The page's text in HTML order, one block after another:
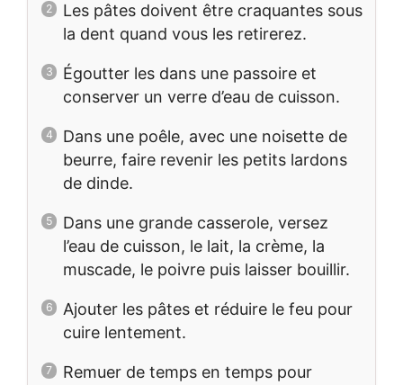
Les pâtes doivent être craquantes sous
la dent quand vous les retirerez.
Égoutter les dans une passoire et
conserver un verre d’eau de cuisson.
Dans une poêle, avec une noisette de
beurre, faire revenir les petits lardons
de dinde.
Dans une grande casserole, versez
l’eau de cuisson, le lait, la crème, la
muscade, le poivre puis laisser bouillir.
Ajouter les pâtes et réduire le feu pour
cuire lentement.
Remuer de temps en temps pour